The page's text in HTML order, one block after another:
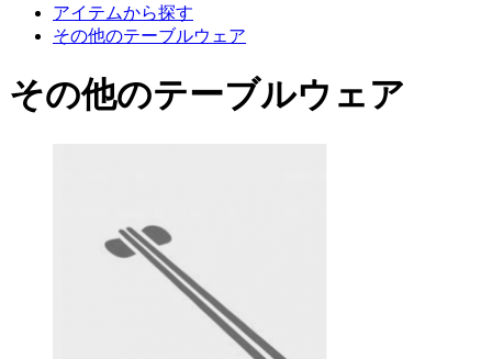
アイテムから探す
その他のテーブルウェア
その他のテーブルウェア